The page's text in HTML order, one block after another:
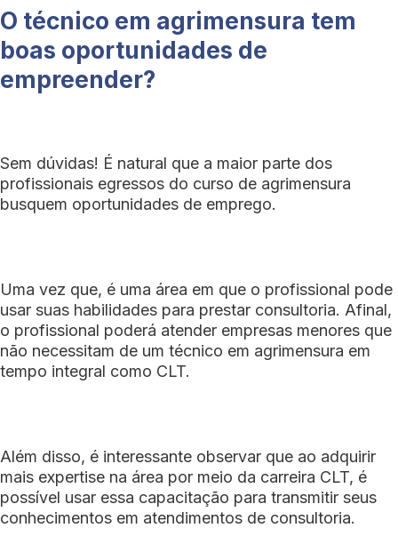
O técnico em agrimensura tem
boas oportunidades de
empreender?
Sem dúvidas! É natural que a maior parte dos
profissionais egressos do curso de agrimensura
busquem oportunidades de emprego.
Uma vez que, é uma área em que o profissional pode
usar suas habilidades para prestar consultoria. Afinal,
o profissional poderá atender empresas menores que
não necessitam de um técnico em agrimensura em
tempo integral como CLT.
Além disso, é interessante observar que ao adquirir
mais expertise na área por meio da carreira CLT, é
possível usar essa capacitação para transmitir seus
conhecimentos em atendimentos de consultoria.